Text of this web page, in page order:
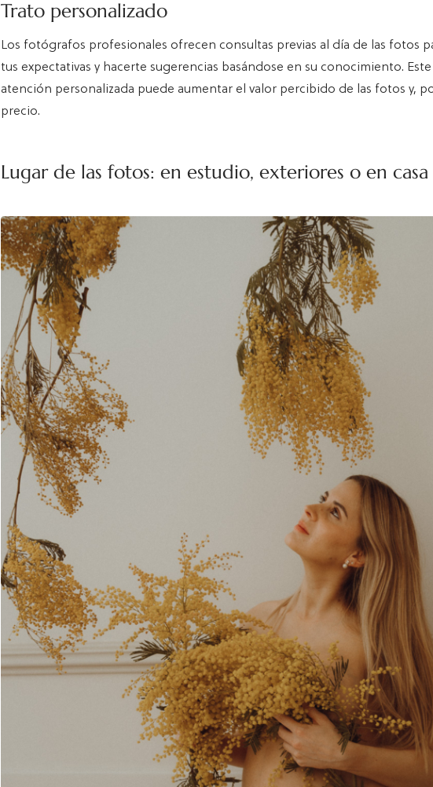
Trato personalizado
Los fotógrafos profesionales ofrecen consultas previas al día de las fotos
tus expectativas y hacerte sugerencias basándose en su conocimiento.
atención personalizada puede aumentar el valor percibido de las fotos y,
precio.
Lugar de las fotos: en estudio, exteriores o en casa